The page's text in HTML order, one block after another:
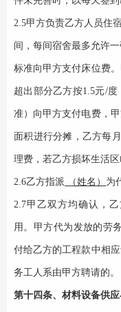
2.5甲方负责乙方人员住
间，每间宿舍最多允许
标准向甲方支付床位费
超出部分乙方按1.5元/
准）向甲方支付电费，
面积进行分摊，乙方每
理费，若乙方损坏生活
2.6乙方指派 （姓名） 为
2.7甲乙双方均确认，
用。甲方代为发放的劳
付给乙方的工程款中相
务工人系由甲方聘请的。
第十四条、材料设备供